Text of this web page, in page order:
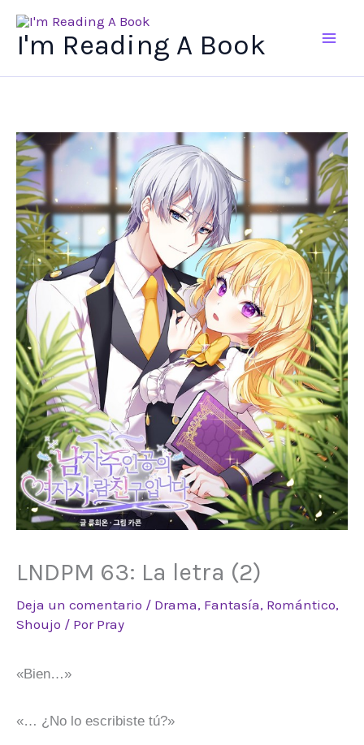
I'm Reading A Book
LNDPM 63: La letra (2)
Deja un comentario / Drama, Fantasía, Romántico,
Shoujo / Por Pray
«Bien…»
«… ¿No lo escribiste tú?»